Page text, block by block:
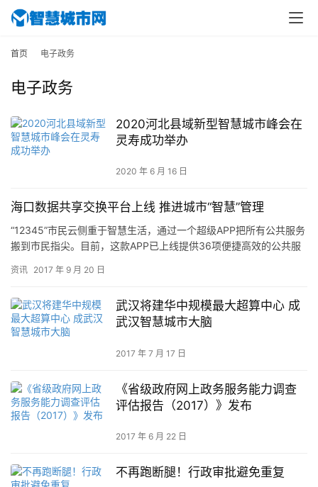
首页 电子政务
电子政务
2020河北县域新型智慧城市峰会在
灵寿成功举办
2020 年 6 月 16 日
海口数据共享交换平台上线 推进城市“智慧”管理
“12345”市民云侧重于智慧生活，通过一个超级APP把所有公共服务
搬到市民指尖。目前，这款APP已上线提供36项便捷高效的公共服
资讯 2017 年 9 月 20 日
武汉将建华中规模最大超算中心 成
武汉智慧城市大脑
2017 年 7 月 17 日
《省级政府网上政务服务能力调查
评估报告（2017）》发布
2017 年 6 月 22 日
不再跑断腿！行政审批避免重复